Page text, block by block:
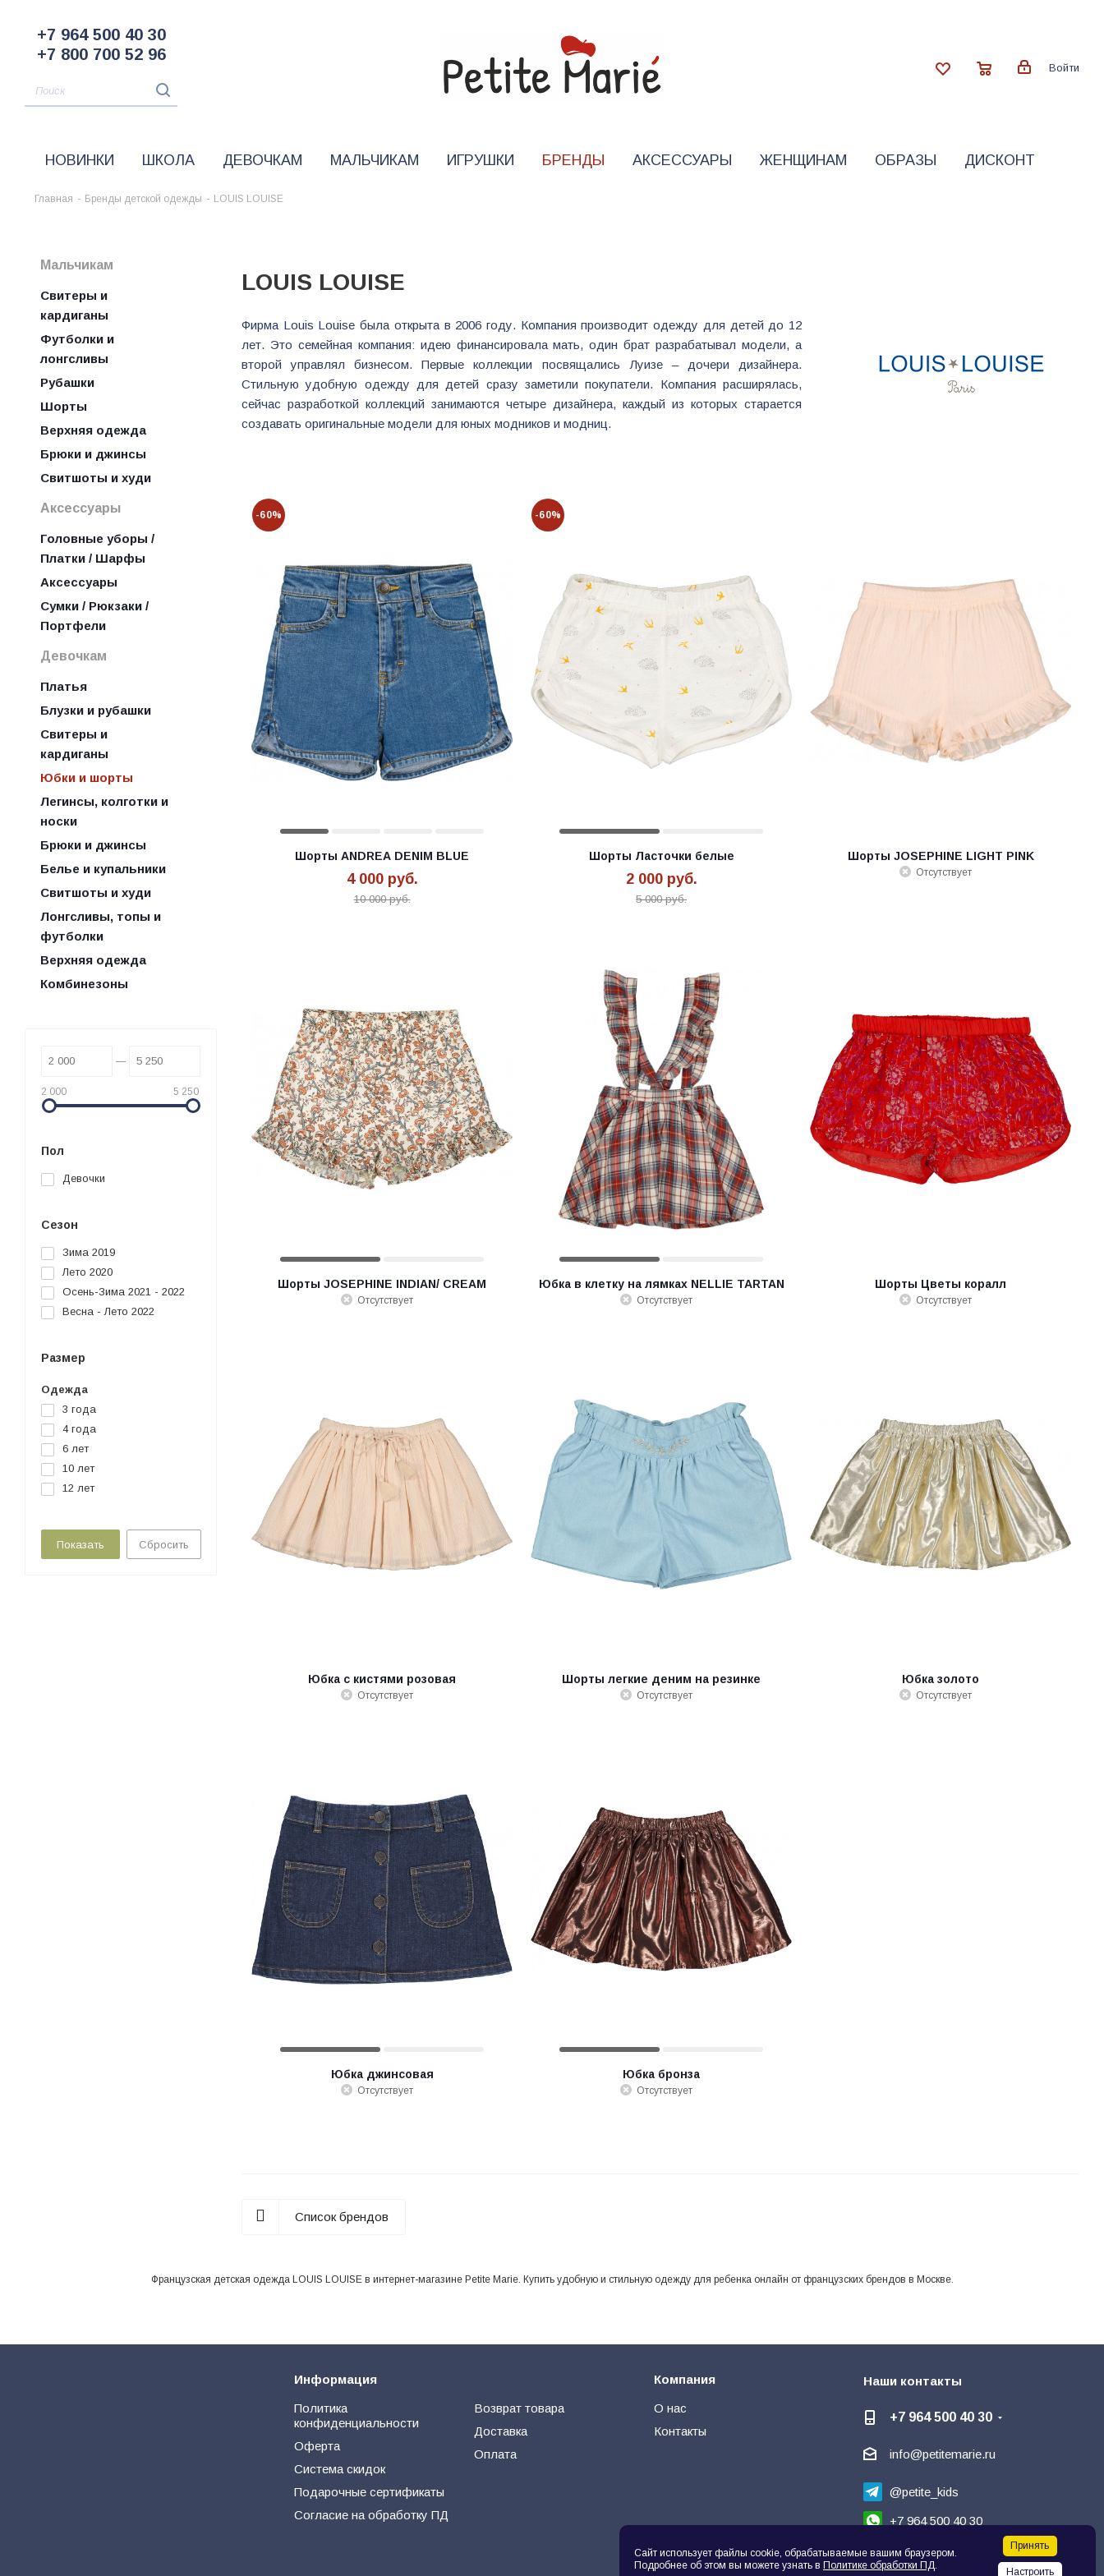
+7 964 500 40 30
+7 800 700 52 96
Войти
НОВИНКИ ШКОЛА ДЕВОЧКАМ МАЛЬЧИКАМ ИГРУШКИ БРЕНДЫ АКСЕССУАРЫ ЖЕНЩИНАМ ОБРАЗЫ ДИСКОНТ
Главная - Бренды детской одежды - LOUIS LOUISE
LOUIS LOUISE
Фирма Louis Louise была открыта в 2006 году. Компания производит одежду для детей до 12
лет. Это семейная компания: идею финансировала мать, один брат разрабатывал модели, а
второй управлял бизнесом. Первые коллекции посвящались Луизе – дочери дизайнера.
Стильную удобную одежду для детей сразу заметили покупатели. Компания расширялась,
сейчас разработкой коллекций занимаются четыре дизайнера, каждый из которых старается
создавать оригинальные модели для юных модников и модниц.
-60%
Шорты ANDREA DENIM BLUE
4 000руб.
10 000руб.
-60%
Шорты Ласточки белые
2 000руб.
5 000руб.
Шорты JOSEPHINE LIGHT PINK
Отсутствует
Шорты JOSEPHINE INDIAN/ CREAM
Отсутствует
Юбка в клетку на лямках NELLIE TARTAN
Отсутствует
Шорты Цветы коралл
Отсутствует
Юбка с кистями розовая
Отсутствует
Шорты легкие деним на резинке
Отсутствует
Юбка золото
Отсутствует
Юбка джинсовая
Отсутствует
Юбка бронза
Отсутствует
Список брендов
Мальчикам
Свитеры и
кардиганы
Футболки и
лонгсливы
Рубашки
Шорты
Верхняя одежда
Брюки и джинсы
Свитшоты и худи
Аксессуары
Головные уборы /
Платки / Шарфы
Аксессуары
Сумки / Рюкзаки /
Портфели
Девочкам
Платья
Блузки и рубашки
Свитеры и
кардиганы
Юбки и шорты
Легинсы, колготки и
носки
Брюки и джинсы
Белье и купальники
Свитшоты и худи
Лонгсливы, топы и
футболки
Верхняя одежда
Комбинезоны
2 000 5 250
Пол
Девочки
Сезон
Зима 2019
Лето 2020
Осень-Зима 2021 - 2022
Весна - Лето 2022
Размер
Одежда
3 года
4 года
6 лет
10 лет
12 лет
Сбросить
Французская детская одежда LOUIS LOUISE в интернет-магазине Petite Marie. Купить удобную и стильную одежду для ребенка онлайн от французских брендов в Москве.
Информация
Политика
конфиденциальности
Оферта
Система скидок
Подарочные сертификаты
Согласие на обработку ПД
Возврат товара
Доставка
Оплата
Компания
О нас
Контакты
Наши контакты
+7 964 500 40 30
info@petitemarie.ru
@petite_kids
+7 964 500 40 30
Написать директору
Сайт использует файлы cookie, обрабатываемые вашим браузером.
Подробнее об этом вы можете узнать в Политике обработки ПД
Принять
Настроить